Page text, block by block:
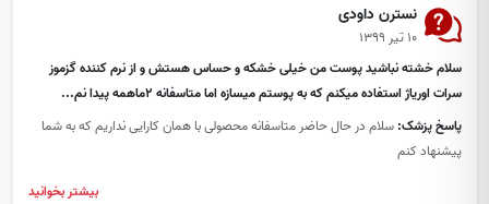
نسترن داودی
۱۰ تیر ۱۳۹۹
سلام خشته نباشید پوست من خیلی خشکه و حساس هستش و از نرم کننده گزموز
سرات اوریاژ استفاده میکنم که به پوستم میسازه اما متاسفانه ۲ماهمه پیدا نم...
پاسخ پزشک: سلام در حال حاضر متاسفانه محصولی با همان کارایی نداریم که به شما
پیشنهاد کنم
بیشتر بخوانید